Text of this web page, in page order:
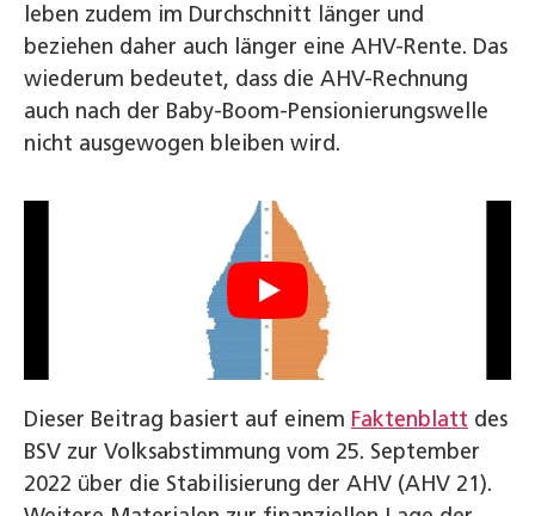
leben zudem im Durchschnitt länger und
beziehen daher auch länger eine AHV-Rente. Das
wiederum bedeutet, dass die AHV-Rechnung
auch nach der Baby-Boom-Pensionierungswelle
nicht ausgewogen bleiben wird.
Dieser Beitrag basiert auf einem Faktenblatt des
BSV zur Volksabstimmung vom 25. September
2022 über die Stabilisierung der AHV (AHV 21).